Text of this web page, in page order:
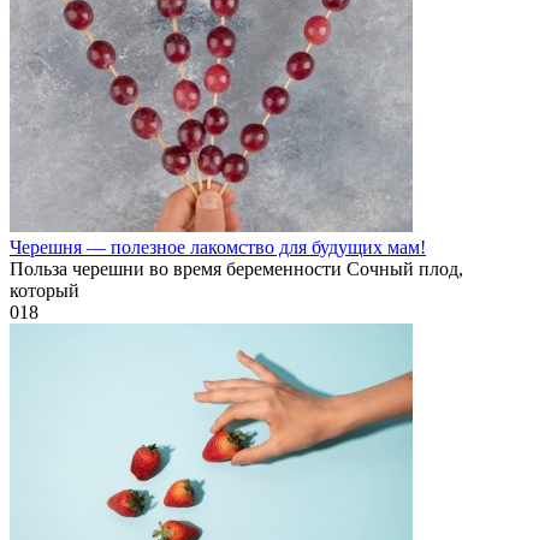
Черешня — полезное лакомство для будущих мам!
Польза черешни во время беременности Сочный плод,
который
018